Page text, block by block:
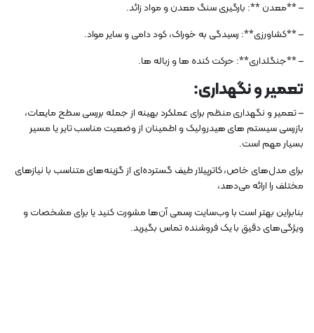
– **معدن **: بارگیری سنگ معدن و مواد زائد.
– **کشاورزی**: رسیدگی به خوراک، کود دامی و سایر مواد.
– **جنگلداری**: حرکت کنده ها و زباله ها.
تعمیر و نگهداری:
– تعمیر و نگهداری منظم برای عملکرد بهینه از جمله بررسی سطح مایعات،
بازرسی سیستم های هیدرولیک و اطمینان از وضعیت مناسب تایر یا مسیر
بسیار مهم است.
برای مدل‌های خاص، کاترپیلار طیف گسترده‌ای از گزینه‌های متناسب با نیازهای
مختلف را ارائه می‌دهد،
بنابراین بهتر است با وب‌سایت رسمی آن‌ها مشورت کنید یا برای مشخصات و
ویژگی‌های دقیق با یک فروشنده تماس بگیرید.